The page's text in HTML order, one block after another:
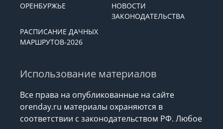
ОРЕНБУРЖЬЕ
НОВОСТИ
ЗАКОНОДАТЕЛЬСТВА
РАСПИСАНИЕ ДАЧНЫХ
МАРШРУТОВ-2026
Использование материалов
Все права на опубликованные на сайте
orenday.ru материалы охраняются в
соответствии с законодательством РФ. Любое